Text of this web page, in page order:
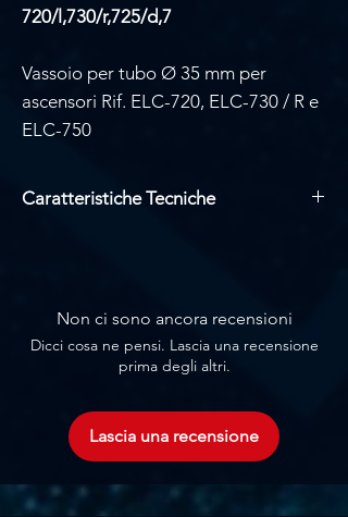
720/l,730/r,725/d,7
Vassoio per tubo Ø 35 mm per
ascensori Rif. ELC-720, ELC-730 / R e
ELC-750
Caratteristiche Tecniche
Non ci sono ancora recensioni
Dicci cosa ne pensi. Lascia una recensione
prima degli altri.
Lascia una recensione